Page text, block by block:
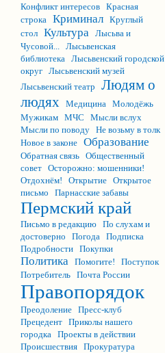
Конфликт интересов Красная
строка Криминал Круглый
стол Культура Лысьва и
Чусовой... Лысьвенская
библиотека Лысьвенский городской
округ Лысьвенский музей
Лысьвенский театр
Людям о
людях Медицина Молодёжь
Мужикам МЧС
Мысли вслух
Мысли по поводу Не возьму в толк
Новое в законе Образование
Обратная связь Общественный
совет Осторожно: мошенники!
Отдохнём!
Открытие Открытое
письмо
Парнасские забавы
Пермский край
Письмо в редакцию По слухам и
достоверно
Погода Подписка
Подробности Покупки
Политика Помогите!
Поступок
Потребитель Почта России
Правопорядок
Преодоление Пресс-клуб
Прецедент Приколы нашего
городка Проекты в действии
Происшествия Прокуратура